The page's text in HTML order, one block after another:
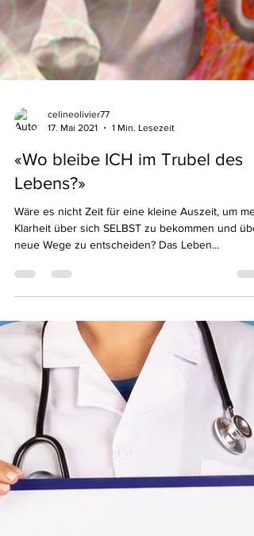
celineolivier77
«Wo bleibe ICH im Trubel des
Lebens?»
Wäre es nicht Zeit für eine kleine Auszeit, um
Klarheit über sich SELBST zu bekommen und
neue Wege zu entscheiden? Das Leben...